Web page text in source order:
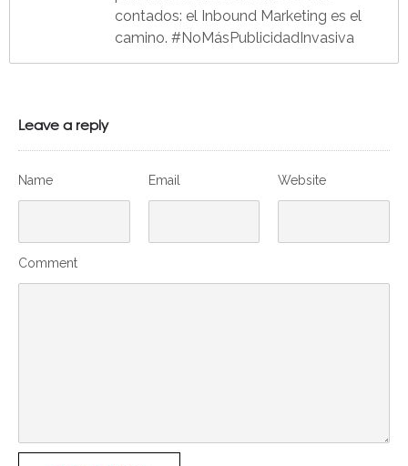
contados: el Inbound Marketing es el
camino. #NoMásPublicidadInvasiva
Leave a reply
Name Email Website
Comment